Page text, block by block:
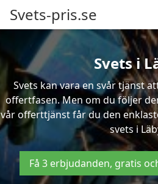
Svets-pris.se
Svets i
Svets kan vara en svår tjänst
offertfasen. Men om du följer
vår offerttjänst får du den
svets i
Få 3 erbjudanden, gratis